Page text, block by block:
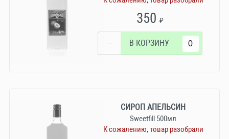
350₽
− В КОРЗИНУ
СИРОП АПЕЛЬСИН
Sweetfill 500мл
К сожалению, товар разобрали